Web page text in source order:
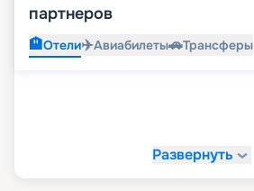
партнеров
🏨Отели✈️Авиабилеты🚗Трансферы
Развернуть